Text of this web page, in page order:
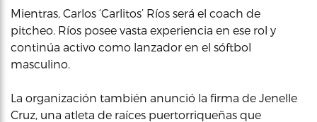
Mientras, Carlos ‘Carlitos’ Ríos será el coach de
pitcheo. Ríos posee vasta experiencia en ese rol y
continúa activo como lanzador en el sóftbol
masculino.
La organización también anunció la firma de Jenelle
Cruz, una atleta de raíces puertorriqueñas que